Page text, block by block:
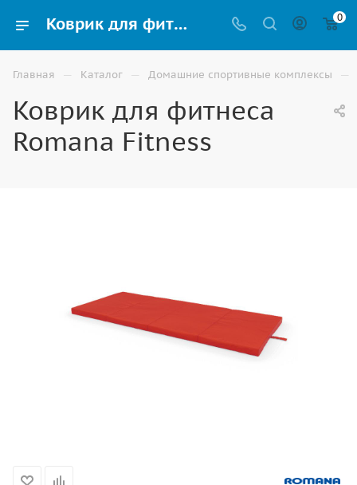
Коврик для фитнеса Romana Fitness купить в Москве 0
Главная — Каталог — Домашние спортивные комплексы —
Коврик для фитнеса
Romana Fitness